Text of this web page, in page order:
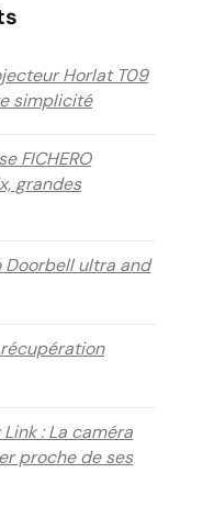
Horlat T09
simplicité
FICHERO
grandes
Doorbell ultra and
: La caméra
proche de ses